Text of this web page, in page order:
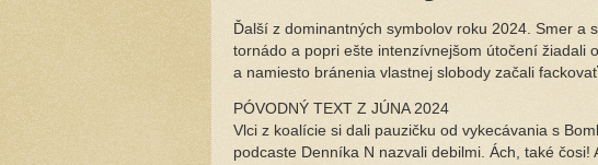
Ďalší z dominantných symbolov roku 2024. Smer a
tornádo a popri ešte intenzívnejšom útočení žiadali
a namiesto bránenia vlastnej slobody začali
PÓVODNÝ TEXT Z JÚNA 2024
Vlci z koalície si dali pauzičku od vykecávania s
podcaste Denníka N nazvali debilmi. Ách, také